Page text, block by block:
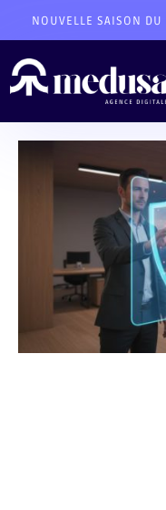
NOUVELLE SAISON